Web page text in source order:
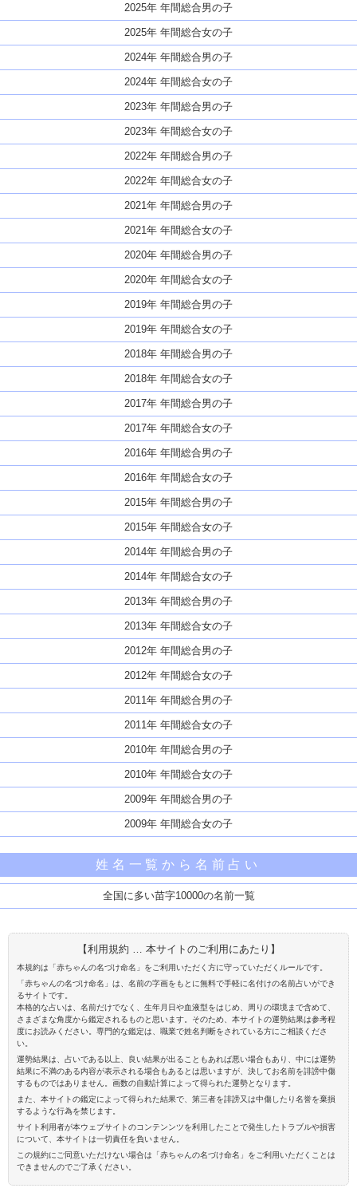
2025年 年間総合男の子
2025年 年間総合女の子
2024年 年間総合男の子
2024年 年間総合女の子
2023年 年間総合男の子
2023年 年間総合女の子
2022年 年間総合男の子
2022年 年間総合女の子
2021年 年間総合男の子
2021年 年間総合女の子
2020年 年間総合男の子
2020年 年間総合女の子
2019年 年間総合男の子
2019年 年間総合女の子
2018年 年間総合男の子
2018年 年間総合女の子
2017年 年間総合男の子
2017年 年間総合女の子
2016年 年間総合男の子
2016年 年間総合女の子
2015年 年間総合男の子
2015年 年間総合女の子
2014年 年間総合男の子
2014年 年間総合女の子
2013年 年間総合男の子
2013年 年間総合女の子
2012年 年間総合男の子
2012年 年間総合女の子
2011年 年間総合男の子
2011年 年間総合女の子
2010年 年間総合男の子
2010年 年間総合女の子
2009年 年間総合男の子
2009年 年間総合女の子
姓名一覧から名前占い
全国に多い苗字10000の名前一覧
【利用規約 … 本サイトのご利用にあたり】
本規約は「赤ちゃんの名づけ命名」をご利用いただく方に守っていただくルールです。
「赤ちゃんの名づけ命名」は、名前の字画をもとに無料で手軽に名付けの名前占いができ
るサイトです。
本格的な占いは、名前だけでなく、生年月日や血液型をはじめ、周りの環境まで含めて、
さまざまな角度から鑑定されるものと思います。そのため、本サイトの運勢結果は参考程
度にお読みください。専門的な鑑定は、職業で姓名判断をされている方にご相談くださ
い。
運勢結果は、占いである以上、良い結果が出ることもあれば悪い場合もあり、中には運勢
結果に不満のある内容が表示される場合もあるとは思いますが、決してお名前を誹謗中傷
するものではありません。画数の自動計算によって得られた運勢となります。
また、本サイトの鑑定によって得られた結果で、第三者を誹謗又は中傷したり名誉を棄損
するような行為を禁じます。
サイト利用者が本ウェブサイトのコンテンンツを利用したことで発生したトラブルや損害
について、本サイトは一切責任を負いません。
この規約にご同意いただけない場合は「赤ちゃんの名づけ命名」をご利用いただくことは
できませんのでご了承ください。